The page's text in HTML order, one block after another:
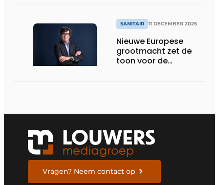
SANITAIR 11 DECEMBER 2025
Nieuwe Europese
grootmacht zet de
toon voor de
Vragen? Neem contact op